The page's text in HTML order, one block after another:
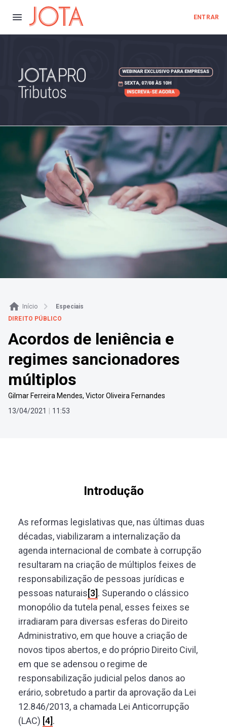
ENTRAR
Início
Especiais
DIREITO PÚBLICO
Acordos de leniência e
regimes sancionadores
múltiplos
Gilmar Ferreira Mendes, Victor Oliveira Fernandes
13/04/2021 11 :53
Introdução
As reformas legislativas que, nas últimas duas
décadas, viabilizaram a internalização da
agenda internacional de combate à corrupção
resultaram na criação de múltiplos feixes de
responsabilização de pessoas jurídicas e
pessoas naturais[3]. Superando o clássico
monopólio da tutela penal, esses feixes se
irradiaram para diversas esferas do Direito
Administrativo, em que houve a criação de
novos tipos abertos, e do próprio Direito Civil,
em que se adensou o regime de
responsabilização judicial pelos danos ao
erário, sobretudo a partir da aprovação da Lei
12.846/2013, a chamada Lei Anticorrupção
(LAC) [4].